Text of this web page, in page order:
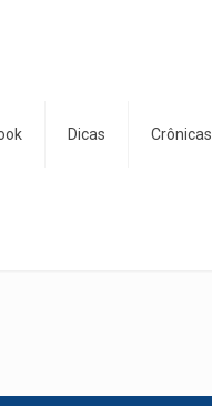
Dicas Crônicas